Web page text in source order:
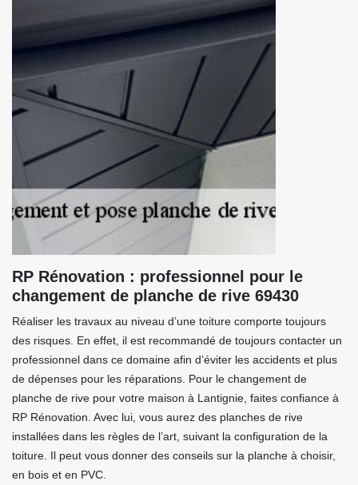
RP Rénovation : professionnel pour le
changement de planche de rive 69430
Réaliser les travaux au niveau d’une toiture comporte toujours
des risques. En effet, il est recommandé de toujours contacter un
professionnel dans ce domaine afin d’éviter les accidents et plus
de dépenses pour les réparations. Pour le changement de
planche de rive pour votre maison à Lantignie, faites confiance à
RP Rénovation. Avec lui, vous aurez des planches de rive
installées dans les règles de l’art, suivant la configuration de la
toiture. Il peut vous donner des conseils sur la planche à choisir,
en bois et en PVC.